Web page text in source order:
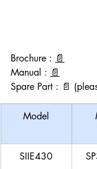
Brochure : 📄
Manual : 📄
Spare Part : 📄
Model
SIIE430